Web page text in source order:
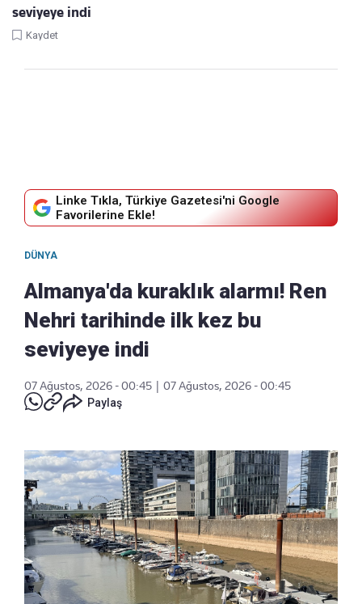
seviyeye indi
Kaydet
Linke Tıkla, Türkiye Gazetesi'ni Google
Favorilerine Ekle!
DÜNYA
Almanya'da kuraklık alarmı! Ren
Nehri tarihinde ilk kez bu
seviyeye indi
07 Ağustos, 2026 - 00:45
07 Ağustos, 2026 - 00:45
Paylaş